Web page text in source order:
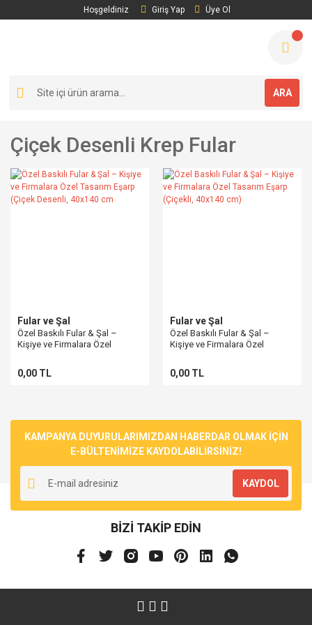
Hoşgeldiniz Giriş Yap Üye Ol
ARA
Çiçek Desenli Krep Fular
Fular ve Şal
Özel Baskılı Fular & Şal –
Kişiye ve Firmalara Özel
40x140 cm
0,00 TL
Fular ve Şal
Özel Baskılı Fular & Şal –
Kişiye ve Firmalara Özel
cm)
0,00 TL
KAMPANYA DUYURULARIMIZDAN HABERDAR OLMAK İÇİN
E-BÜLTENİMİZE KAYDOLABİLİRSİNİZ!
KAYDOL
BİZİ TAKİP EDİN